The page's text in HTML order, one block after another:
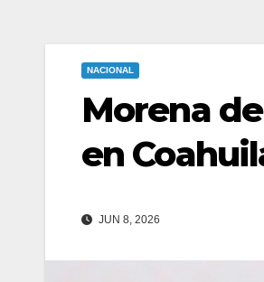
NACIONAL
Morena
en
JUN 8, 2026